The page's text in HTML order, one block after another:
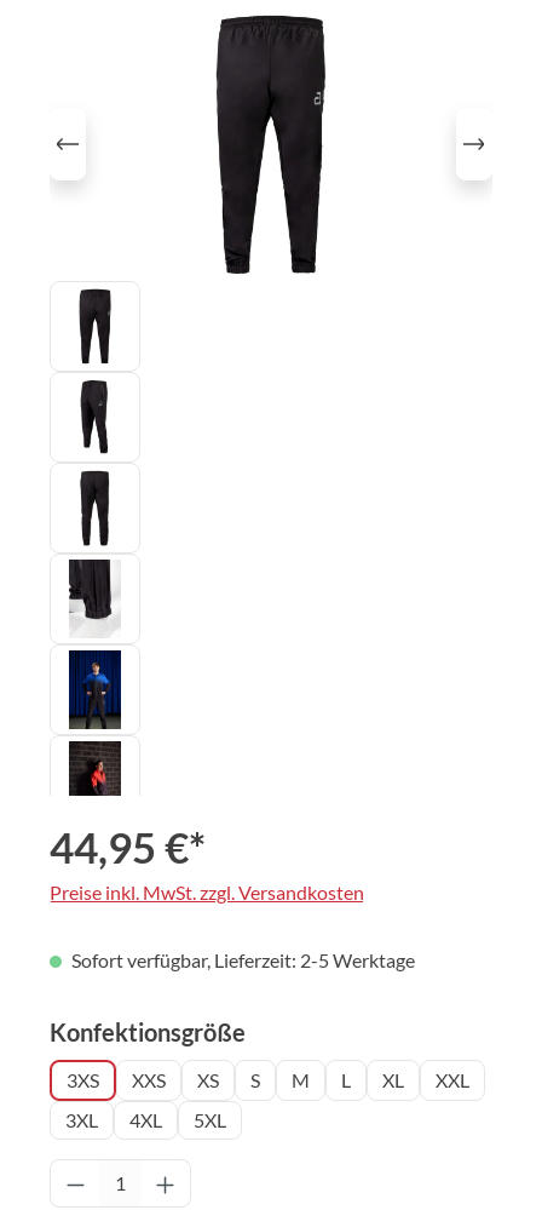
Bildergalerie überspringen
44,95 €*
Preise inkl. MwSt. zzgl. Versandkosten
Sofort verfügbar, Lieferzeit: 2-5 Werktage
Konfektionsgröße
3XS XXS XS S M L XL
XXL
3XL
4XL 5XL
Produkt Anzahl: Gib den gewünschten